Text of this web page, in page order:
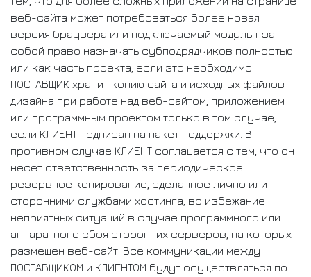
веб-сайта может потребоваться более новая
версия браузера или подключаемый модуль.т за
собой право назначать субподрядчиков полностью
или как часть проекта, если это необходимо.
ПОСТАВЩИК хранит копию сайта и исходных файлов
дизайна при работе над веб-сайтом, приложением
или программным проектом только в том случае,
если КЛИЕНТ подписан на пакет поддержки. В
противном случае КЛИЕНТ соглашается с тем, что он
несет ответственность за периодическое
резервное копирование, сделанное лично или
сторонними службами хостинга, во избежание
неприятных ситуаций в случае программного или
аппаратного сбоя сторонних серверов, на которых
размещен веб-сайт. Все коммуникации между
ПОСТАВЩИКОМ и КЛИЕНТОМ будут осуществляться по